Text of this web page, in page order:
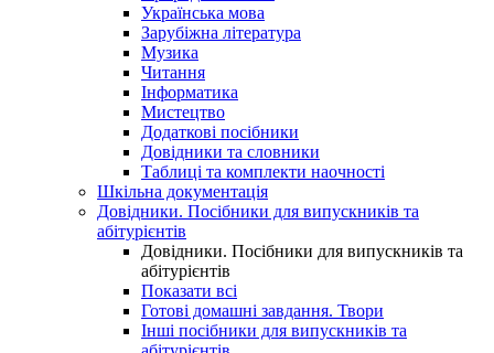
Українська мова
Зарубіжна література
Музика
Читання
Інформатика
Мистецтво
Додаткові посібники
Довідники та словники
Таблиці та комплекти наочності
Шкільна документація
Довідники. Посібники для випускників та
абітурієнтів
Довідники. Посібники для випускників та
абітурієнтів
Показати всі
Готові домашні завдання. Твори
Інші посібники для випускників та